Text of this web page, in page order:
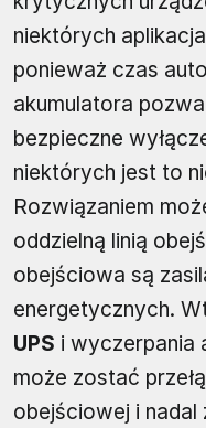
niektórych
ponieważ czas
akumulatora
bezpieczne
niektórych jest to
Rozwiązaniem
oddzielną linią
obejściowa są
energetycznych.
UPS i wyczerpania
może zostać
obejściowej i nadal